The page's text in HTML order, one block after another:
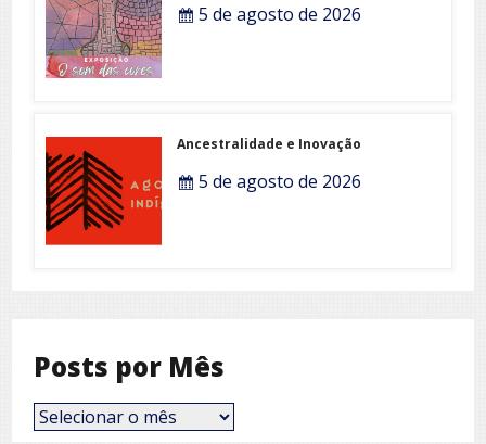
5 de agosto de 2026
Ancestralidade e Inovação
5 de agosto de 2026
Posts por Mês
Posts
por